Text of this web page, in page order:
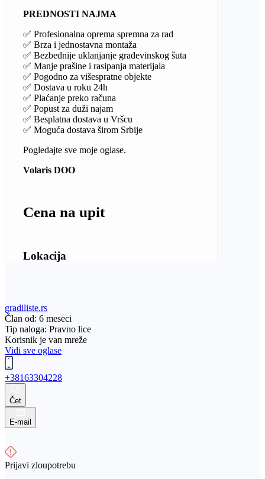
PREDNOSTI NAJMA
✅ Profesionalna oprema spremna za rad
✅ Brza i jednostavna montaža
✅ Bezbednije uklanjanje građevinskog šuta
✅ Manje prašine i rasipanja materijala
✅ Pogodno za višespratne objekte
✅ Dostava u roku 24h
✅ Plaćanje preko računa
✅ Popust za duži najam
✅ Besplatna dostava u Vršcu
✅ Moguća dostava širom Srbije
Pogledajte sve moje oglase.
Volaris DOO
Cena na upit
Lokacija
gradiliste.rs
Član od: 6 meseci
Tip naloga: Pravno lice
Korisnik je van mreže
Vidi sve oglase
+38163304228
Čet
E-mail
Prijavi zloupotrebu